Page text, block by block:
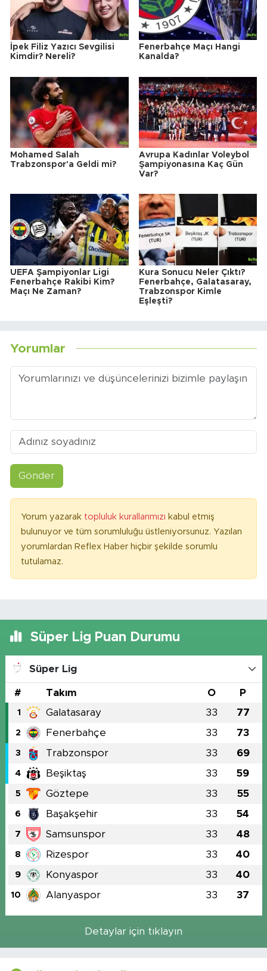
İpek Filiz Yazıcı Sevgilisi
Kimdir? Nereli?
Fenerbahçe Maçı Hangi
Kanalda?
Mohamed Salah
Trabzonspor'a Geldi mi?
Avrupa Kadınlar Voleybol
Şampiyonasına Kaç Gün
Var?
UEFA Şampiyonlar Ligi
Fenerbahçe Rakibi Kim?
Maçı Ne Zaman?
Kura Sonucu Neler Çıktı?
Fenerbahçe, Galatasaray,
Trabzonspor Kimle
Eşleşti?
Yorumlar
Gönder
Yorum yazarak topluluk kurallarımızı kabul etmiş
bulunuyor ve tüm sorumluluğu üstleniyorsunuz. Yazılan
yorumlardan Reflex Haber hiçbir şekilde sorumlu
tutulamaz.
Süper Lig Puan Durumu
Süper Lig
# Takım O P
1 Galatasaray 33 77
2 Fenerbahçe 33 73
3 Trabzonspor 33 69
4 Beşiktaş 33 59
5 Göztepe 33 55
6 Başakşehir 33 54
7 Samsunspor 33 48
8 Rizespor 33 40
9 Konyaspor 33 40
10 Alanyaspor 33 37
Detaylar için tıklayın